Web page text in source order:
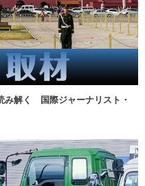
み解く 国際ジャーナリスト・